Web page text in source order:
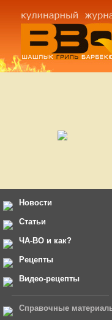
Новости
Статьи
ЧА-ВО и как?
Рецепты
Видео-рецепты
Справочные